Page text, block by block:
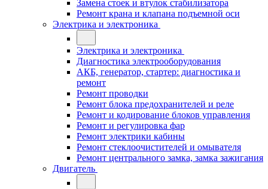
Замена стоек и втулок стабилизатора
Ремонт крана и клапана подъемной оси
Электрика и электроника
Электрика и электроника
Диагностика электрооборудования
АКБ, генератор, стартер: диагностика и
ремонт
Ремонт проводки
Ремонт блока предохранителей и реле
Ремонт и кодирование блоков управления
Ремонт и регулировка фар
Ремонт электрики кабины
Ремонт стеклоочистителей и омывателя
Ремонт центрального замка, замка зажигания
Двигатель